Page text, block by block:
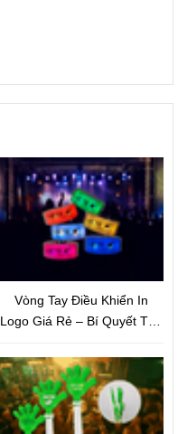
Vòng Tay Điều Khiển In
Logo Giá Rẻ – Bí Quyết Tạo
Nổ Và Nâng Tầm Thương
Hiệu